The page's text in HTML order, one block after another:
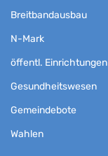
Breitbandausbau
N-Mark
öffentl. Einrichtungen
Gesundheitswesen
Gemeindebote
Wahlen